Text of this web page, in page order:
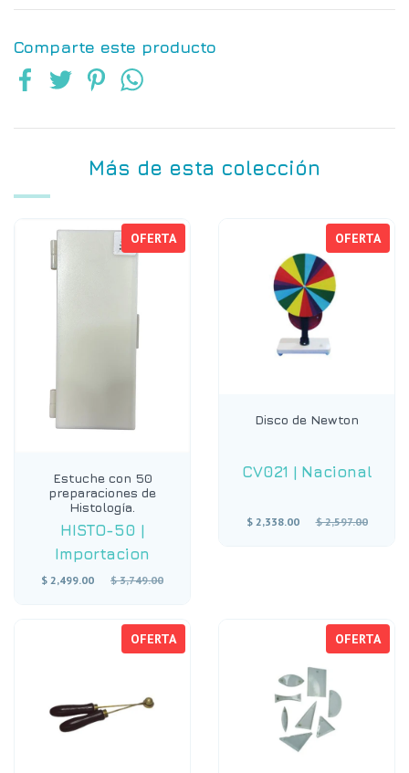
Comparte este producto
Más de esta colección
OFERTA
Estuche con 50
preparaciones de
Histología.
HISTO-50 |
Importacion
$ 2,499.00
Precio
$ 3,749.00
OFERTA
Disco de Newton
CV021 | Nacional
$ 2,338.00
Precio
$ 2,597.00
OFERTA OFERTA